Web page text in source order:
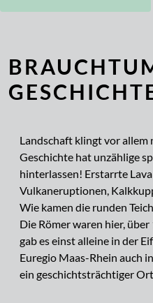
Landschaft klingt vor allem
Geschichte hat unzählige
hinterlassen! Erstarrte
Vulkaneruptionen,
Wie kamen die runden
Die Römer waren hier,
gab es einst alleine in der
Euregio Maas-Rhein auch
ein geschichtsträchtiger Ort.